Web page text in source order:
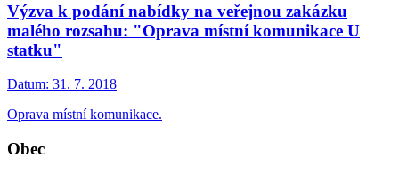
Výzva k podání nabídky na veřejnou zakázku
malého rozsahu: "Oprava místní komunikace U
statku"
Datum: 31. 7. 2018
Oprava místní komunikace.
Obec